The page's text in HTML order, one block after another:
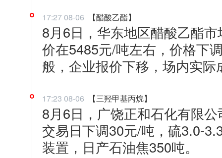
17:27 08-06 【醋酸乙酯】
8月6日，华东地区醋酸乙酯
价在5485元/吨左右，价格下
般，企业报价下移，场内实际
17:23 08-06 【三羟甲基丙烷】
8月6日，广饶正和石化有限
交易日下调30元/吨，硫3.0-
装置，日产石油焦350吨。